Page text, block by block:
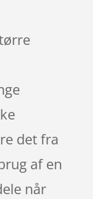
det fra
af en
når